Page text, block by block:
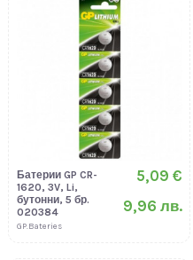
Батерии GP CR-
1620, 3V, Li,
бутонни, 5 бр.
020384
GP.Bateries
5,09 €
9,96 лв.